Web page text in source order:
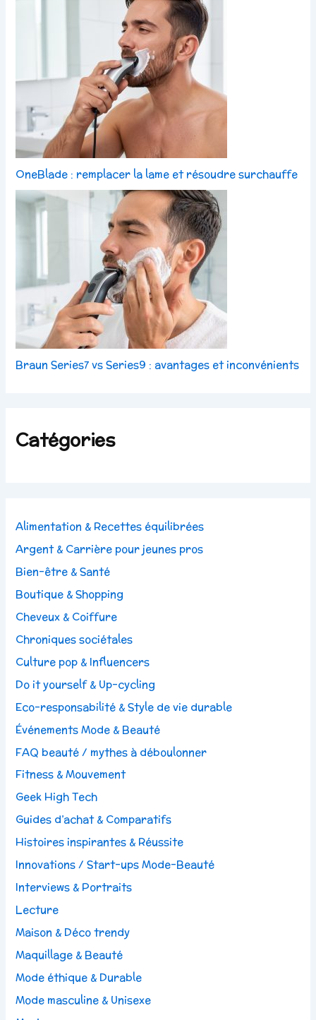
OneBlade : remplacer la lame et résoudre surchauffe
Braun Series7 vs Series9 : avantages et inconvénients
Catégories
Alimentation & Recettes équilibrées
Argent & Carrière pour jeunes pros
Bien-être & Santé
Boutique & Shopping
Cheveux & Coiffure
Chroniques sociétales
Culture pop & Influencers
Do it yourself & Up-cycling
Eco-responsabilité & Style de vie durable
Événements Mode & Beauté
FAQ beauté / mythes à déboulonner
Fitness & Mouvement
Geek High Tech
Guides d’achat & Comparatifs
Histoires inspirantes & Réussite
Innovations / Start-ups Mode-Beauté
Interviews & Portraits
Lecture
Maison & Déco trendy
Maquillage & Beauté
Mode éthique & Durable
Mode masculine & Unisexe